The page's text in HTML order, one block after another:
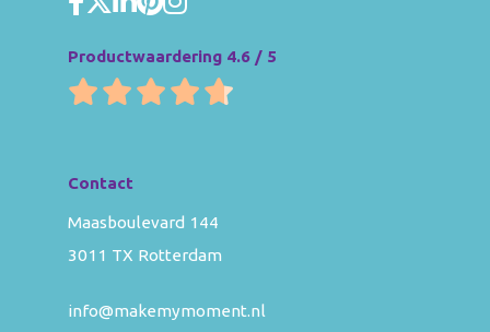
Productwaardering 4.6 / 5
Contact
Maasboulevard 144
3011 TX Rotterdam
info@makemymoment.nl